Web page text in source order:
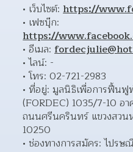
เว็บไซต์: https://
https://
อีเมล:
ไลน์: -
โทร: 02-721-2983
ที่อยู่: มูลนิธิเพื่อการฟื้นฟู
(FORDEC) 1035/7-10 อ
ถนนศรีนครินทร์ แขวงสวน
10250
ช่องทางการสมัคร: ไปรษ